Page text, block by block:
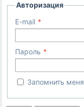
Авторизация
E-mail
Пароль
Запомнить меня